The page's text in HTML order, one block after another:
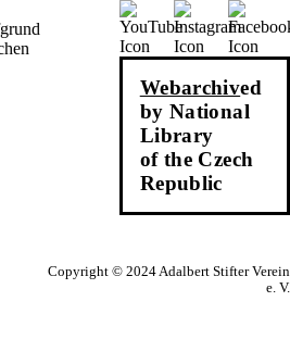
Webarchived
by National
Library
of the Czech
Republic
Copyright © 2024 Adalbert Stifter Verein
e. V.